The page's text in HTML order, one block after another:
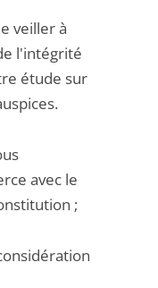
veiller à
l'intégrité
étude sur
avec le
;